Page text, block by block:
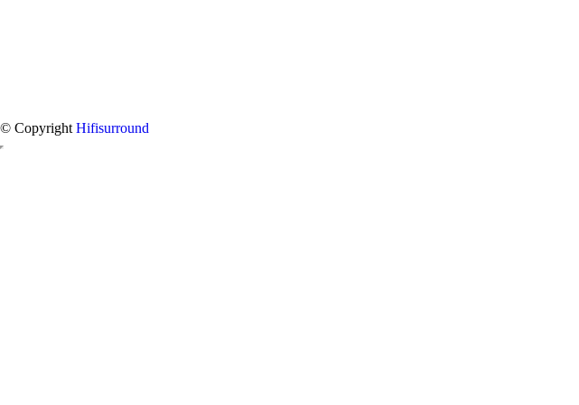
© Copyright Hifisurround